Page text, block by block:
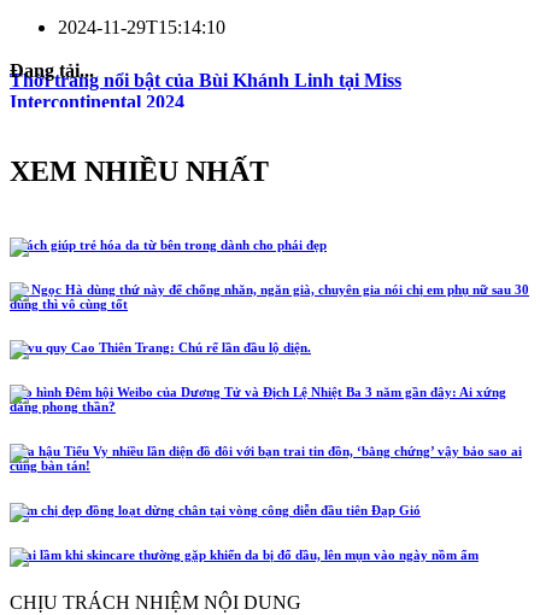
2024-11-29T15:14:10
Thời trang nổi bật của Bùi Khánh Linh tại Miss
Intercontinental 2024
Đang tải...
XEM NHIỀU NHẤT
5 cách giúp trẻ hóa da từ bên trong dành cho phái đẹp
Hồ Ngọc Hà dùng thứ này để chống nhăn, ngăn già, chuyên gia nói chị em phụ nữ sau 30
dùng thì vô cùng tốt
Lễ vu quy Cao Thiên Trang: Chú rể lần đầu lộ diện.
Tạo hình Đêm hội Weibo của Dương Tử và Địch Lệ Nhiệt Ba 3 năm gần đây: Ai xứng
đáng phong thần?
Hoa hậu Tiểu Vy nhiều lần diện đồ đôi với bạn trai tin đồn, ‘bằng chứng’ vậy bảo sao ai
cũng bàn tán!
Năm chị đẹp đồng loạt dừng chân tại vòng công diễn đầu tiên Đạp Gió
4 sai lầm khi skincare thường gặp khiến da bị đổ dầu, lên mụn vào ngày nồm ẩm
CHỊU TRÁCH NHIỆM NỘI DUNG